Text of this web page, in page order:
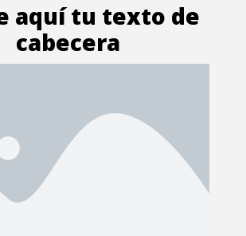
aquí tu texto de
cabecera